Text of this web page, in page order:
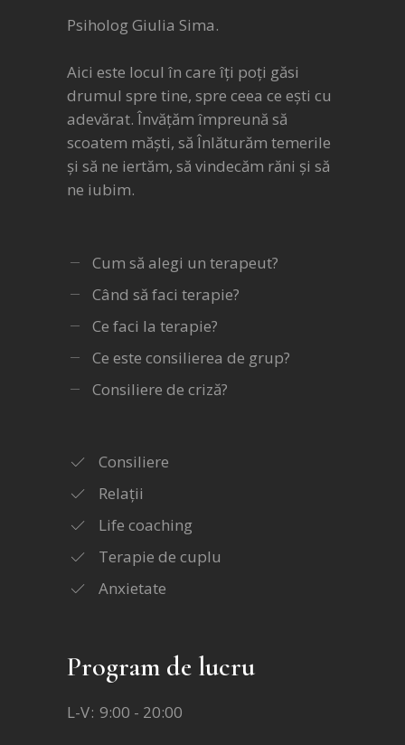
Psiholog Giulia Sima.
Aici este locul în care îți poți găsi
drumul spre tine, spre ceea ce ești cu
adevărat. Învățăm împreună să
scoatem măști, să Înlăturăm temerile
și să ne iertăm, să vindecăm răni și să
ne iubim.
Cum să alegi un terapeut?
Când să faci terapie?
Ce faci la terapie?
Ce este consilierea de grup?
Consiliere de criză?
Consiliere
Relații
Life coaching
Terapie de cuplu
Anxietate
Program de lucru
L-V 9:00 - 20:00